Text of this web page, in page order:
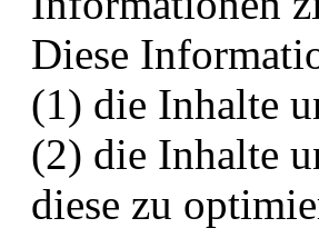
Diese
(1) die Inhalte
(2) die Inhalte
diese zu